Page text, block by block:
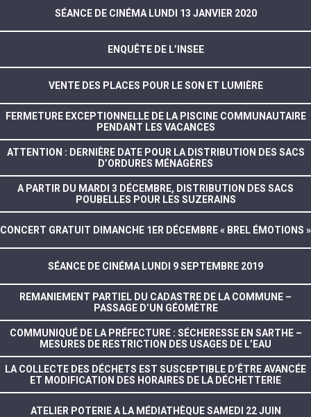
SÉANCE DE CINÉMA LUNDI 13 JANVIER 2020
ENQUÊTE DE L’INSEE
VENTE DES PLACES POUR LE SON ET LUMIÈRE
FERMETURE EXCEPTIONNELLE DE LA PISCINE COMMUNAUTAIRE
PENDANT LES VACANCES
ATTENTION : DERNIÈRE DATE POUR LA DISTRIBUTION DES SACS
D’ORDURES MÉNAGÈRES
A PARTIR DU MARDI 3 DÉCEMBRE, DISTRIBUTION DES SACS
POUBELLES POUR LES SUZERAINS
CONCERT GRATUIT DIMANCHE 1ER DÉCEMBRE « BREL ÉMOTIONS »
SÉANCE DE CINÉMA LUNDI 9 SEPTEMBRE 2019
REMANIEMENT PARTIEL DU CADASTRE DE LA COMMUNE –
PASSAGE D’UN GÉOMÈTRE
COMMUNIQUÉ DE LA PRÉFECTURE : SÉCHERESSE EN SARTHE –
MESURES DE RESTRICTION DES USAGES DE L’EAU
LA COLLECTE DES DÉCHETS EST SUSCEPTIBLE D’ÊTRE AVANCÉE
ET MODIFICATION DES HORAIRES DE LA DÉCHETTERIE
ATELIER POTERIE A LA MÉDIATHÈQUE SAMEDI 22 JUIN